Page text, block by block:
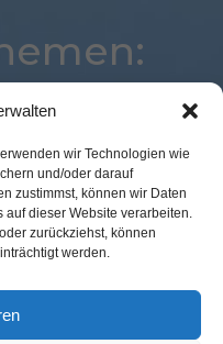
wir Technologien wie
und/oder darauf
zustimmst, können wir Daten
dieser Website verarbeiten.
zurückziehst, können
werden.
Corona
eCommerce
Best Retail Cases
Digital
Advertising